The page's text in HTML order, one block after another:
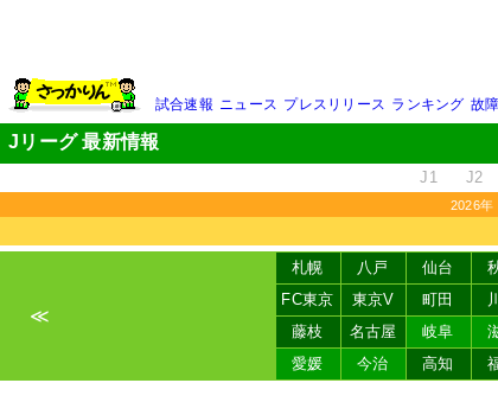
試合速報 ニュース プレスリリース ランキング 故
Jリーグ 最新情報
J1 J2
2026年
≪
札幌 八戸 仙台
FC東京
東京V 町田
藤枝
名古屋 岐阜
愛媛
今治 高知